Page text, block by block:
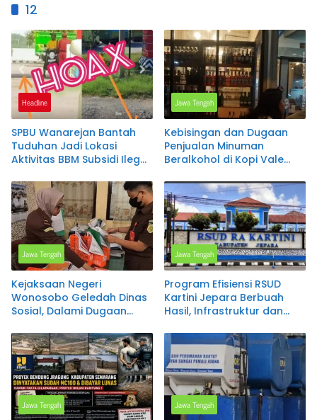
12
Headline
SPBU Wanarejan Bantah
Tuduhan Jadi Lokasi
Aktivitas BBM Subsidi Ilegal,
Sesuai Kode Etik Jurnalistik
dan Pertimbangkan Jalur
Hukum
Jawa Tengah
Kebisingan dan Dugaan
Penjualan Minuman
Beralkohol di Kopi Vale
Keluhkan Gangguan
hingga Larut Malam
Jawa Tengah
Kejaksaan Negeri
Wonosobo Geledah Dinas
Sosial, Dalami Dugaan
Program PKH
Jawa Tengah
Program Efisiensi RSUD
Kartini Jepara Berbuah
Hasil, Infrastruktur dan
Ditingkatkan
Jawa Tengah Jawa Tengah